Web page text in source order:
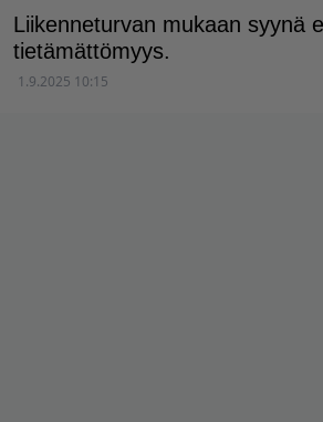
Liikenneturvan mukaan syynä
tietämättömyys.
1.9.2025 10:15